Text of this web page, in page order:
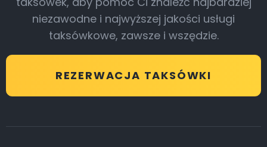
niezawodne i najwyższej jakości usługi
taksówkowe, zawsze i wszędzie.
REZERWACJA TAKSÓWKI